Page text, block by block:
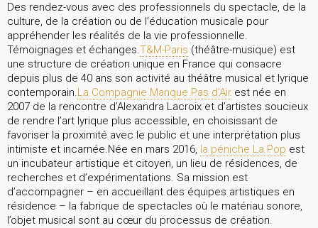
Des rendez-vous avec des professionnels du spectacle, de la
culture, de la création ou de l’éducation musicale pour
appréhender les réalités de la vie professionnelle.
Témoignages et échanges.T&M-Paris (théâtre-musique) est
une structure de création unique en France qui consacre
depuis plus de 40 ans son activité au théâtre musical et lyrique
contemporain.La Compagnie Manque Pas d’Air est née en
2007 de la rencontre d’Alexandra Lacroix et d’artistes soucieux
de rendre l’art lyrique plus accessible, en choisissant de
favoriser la proximité avec le public et une interprétation plus
intimiste et incarnée.Née en mars 2016, la péniche La Pop est
un incubateur artistique et citoyen, un lieu de résidences, de
recherches et d’expérimentations. Sa mission est
d’accompagner – en accueillant des équipes artistiques en
résidence – la fabrique de spectacles où le matériau sonore,
l’objet musical sont au cœur du processus de création.